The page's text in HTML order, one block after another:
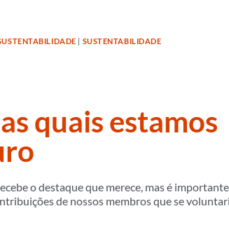
| SUSTENTABILIDADE
quais estamos
o destaque que merece, mas é
de nossos membros que se